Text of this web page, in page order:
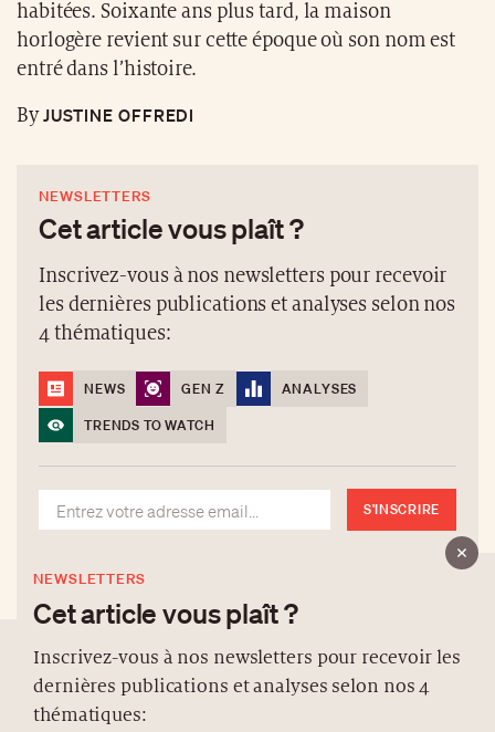
habitées. Soixante ans plus tard, la maison
horlogère revient sur cette époque où son nom est
entré dans l’histoire.
ByJUSTINE OFFREDI
NEWSLETTERS
Cet article vous plaît ?
Inscrivez-vous à nos newsletters pour recevoir
les dernières publications et analyses selon nos
4 thématiques:
NEWS GEN Z
ANALYSES
TRENDS TO WATCH
S'INSCRIRE
NEWSLETTERS
Cet article vous plaît ?
Inscrivez-vous à nos newsletters pour recevoir les
dernières publications et analyses selon nos 4
thématiques:
À PROPOS